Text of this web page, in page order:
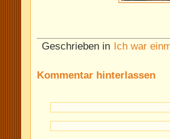
Geschrieben in Ich war
Kommentar hinterlassen